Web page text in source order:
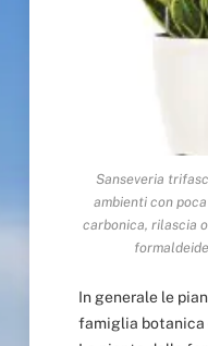
Sanseveria
ambienti con
carbonica, rilascia
In generale le
famiglia botanica